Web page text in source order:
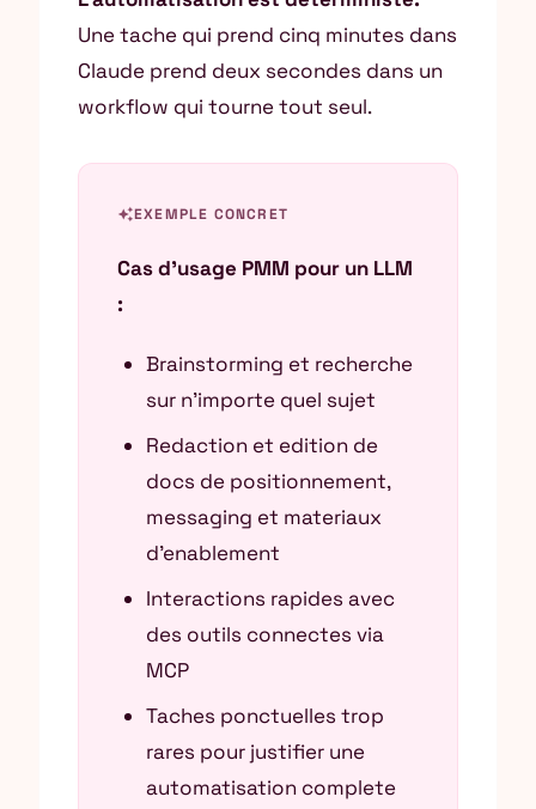
Une tache qui prend cinq minutes dans
Claude prend deux secondes dans un
workflow qui tourne tout seul.
auto_awesomeEXEMPLE CONCRET
Cas d’usage PMM pour un LLM
:
Brainstorming et recherche
sur n’importe quel sujet
Redaction et edition de
docs de positionnement,
messaging et materiaux
d’enablement
Interactions rapides avec
des outils connectes via
MCP
Taches ponctuelles trop
rares pour justifier une
automatisation complete